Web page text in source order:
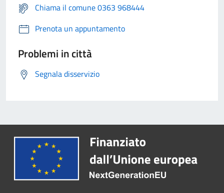
Chiama il comune 0363 968444
Prenota un appuntamento
Problemi in città
Segnala disservizio